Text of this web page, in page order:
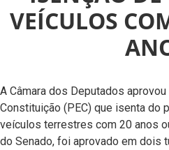
VEÍCULOS
A Câmara dos Deputados
Constituição (PEC) que isenta do
veículos terrestres com 20 anos
do Senado, foi aprovado em dois